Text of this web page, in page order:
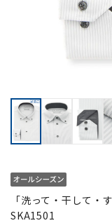
「洗って・干して・
SKA1501